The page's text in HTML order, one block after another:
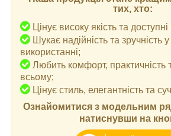
тих, хто:
Цінує високу якість та доступні
Шукає надійність та зручність
використанні;
Любить комфорт, практичність
всьому;
Цінує стиль, елегантність та
Ознайомитися з модельним
натиснувши на